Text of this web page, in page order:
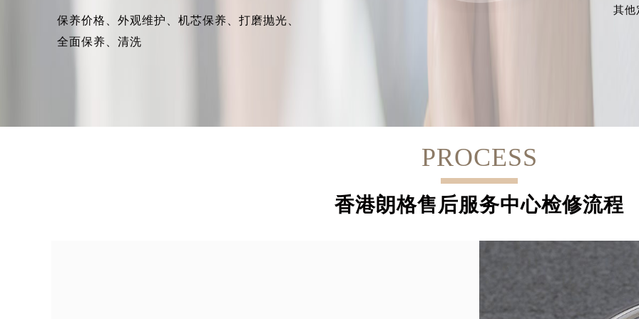
保养价格、外观维护、机芯保养、打磨抛光、
全面保养、清洗
其他
PROCESS
香港朗格售后服务中心检修流程